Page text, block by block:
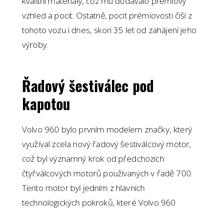
vzhled a pocit. Ostatně, pocit prémiovosti čiší z
tohoto vozu i dnes, skori 35 let od zahájení jeho
výroby.
Řadový šestiválec pod
kapotou
Volvo 960 bylo prvním modelem značky, který
využíval zcela nový řadový šestiválcový motor,
což byl významný krok od předchozích
čtyřválcových motorů používaných v řadě 700.
Tento motor byl jedním z hlavních
technologických pokroků, které Volvo 960